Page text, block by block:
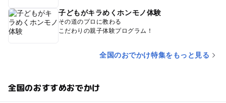
子どもがキラめくホンモノ体験
その道のプロに教わる
こだわりの親子体験プログラム！
全国のおでかけ特集をもっと見る
全国のおすすめおでかけ